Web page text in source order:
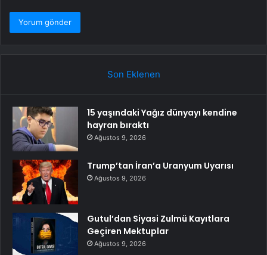
Son Eklenen
15 yaşındaki Yağız dünyayı kendine
hayran bıraktı
Ağustos 9, 2026
Trump’tan İran’a Uranyum Uyarısı
Ağustos 9, 2026
Gutul’dan Siyasi Zulmü Kayıtlara
Geçiren Mektuplar
Ağustos 9, 2026